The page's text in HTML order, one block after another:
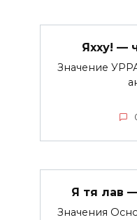
Яхху! —
Значение
Я тя лав
Значения